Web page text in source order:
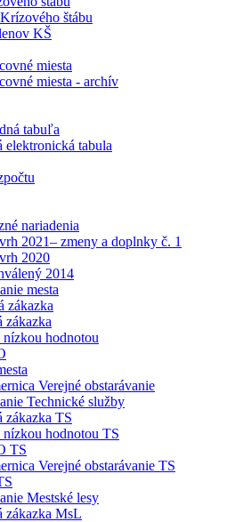
štábu
KŠ
miesta
miesta - archív
tabuľa
elektronická tabula
nariadenia
2021– zmeny a doplnky č. 1
2020
2014
mesta
zákazka
zákazka
nízkou hodnotou
Verejné obstarávanie
Technické služby
zákazka TS
nízkou hodnotou TS
TS
Verejné obstarávanie TS
Mestské lesy
zákazka MsL